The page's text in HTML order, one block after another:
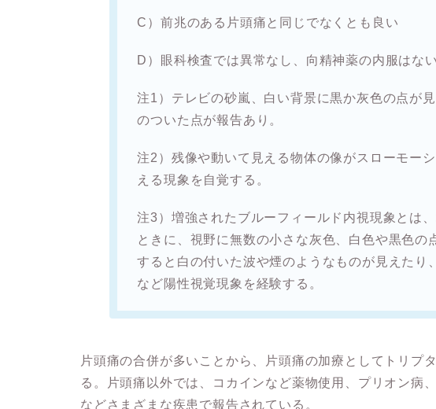
C）前兆のある片頭痛と同じでなくとも良い
D）眼科検査では異常なし、向精神薬の内服はない
注1）テレビの砂嵐、白い背景に黒か灰色の点が
のついた点が報告あり。
注2）残像や動いて見える物体の像がスローモー
える現象を自覚する。
注3）増強されたブルーフィールド内視現象とは
ときに、視野に無数の小さな灰色、白色や黒色の
すると白の付いた波や煙のようなものが見えたり
など陽性視覚現象を経験する。
片頭痛の合併が多いことから、片頭痛の加療としてトリプ
る。片頭痛以外では、コカインなど薬物使用、プリオン病
などさまざまな疾患で報告されている。